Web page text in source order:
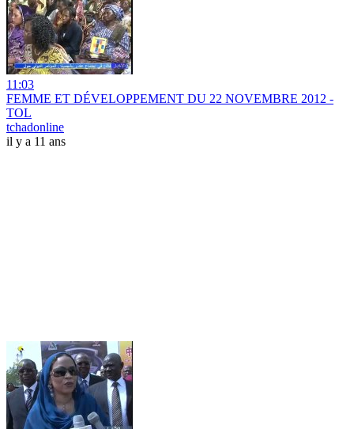
11:03
FEMME ET DÉVELOPPEMENT DU 22 NOVEMBRE 2012 -
TOL
tchadonline
il y a 11 ans